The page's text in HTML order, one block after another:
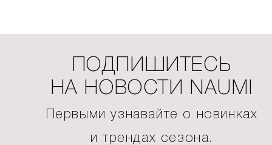
ПОДПИШИТЕСЬ
НА НОВОСТИ NAUMI
Первыми узнавайте о новинках
и трендах сезона.